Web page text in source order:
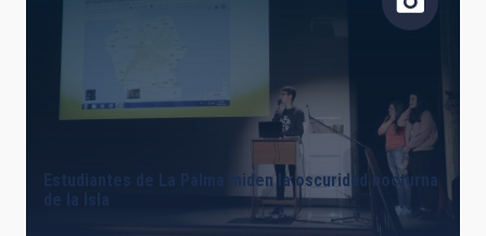
Estudiantes de La Palma miden la oscuridad nocturna
de la Isla